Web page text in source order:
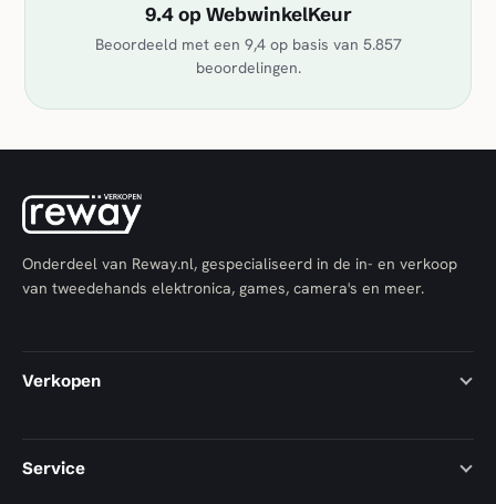
9.4 op WebwinkelKeur
Beoordeeld met een 9,4op basis van 5.857
beoordelingen.
Onderdeel van Reway.nl, gespecialiseerd in de in- en verkoop
van tweedehands elektronica, games, camera's en meer.
Verkopen
Service